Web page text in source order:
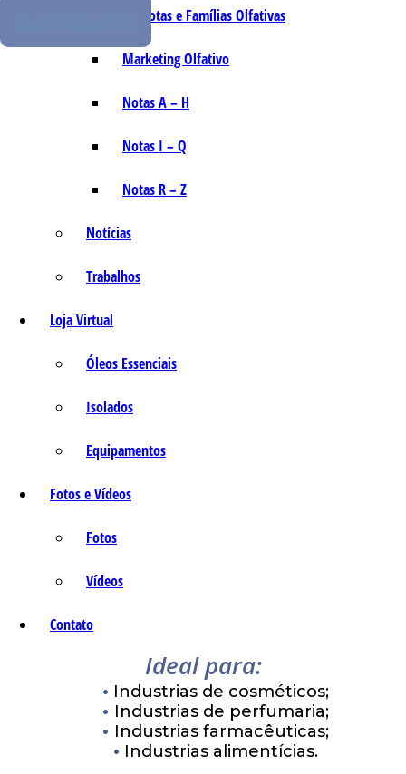
As Notas e Famílias Olfativas
Marketing Olfativo
Notas A – H
Notas I – Q
Notas R – Z
Notícias
Trabalhos
Loja Virtual
Óleos Essenciais
Isolados
Equipamentos
Fotos e Vídeos
Fotos
Vídeos
Contato
Ideal para:
Industrias de cosméticos;
Industrias de perfumaria;
Industrias farmacêuticas;
Industrias alimentícias.